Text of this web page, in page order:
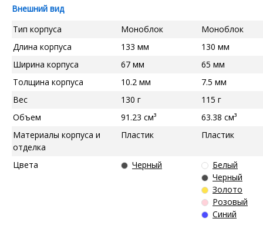
Внешний вид
Тип корпуса
Моноблок
Моноблок
Длина корпуса
133 мм
130 мм
Ширина корпуса
67 мм
65 мм
Толщина корпуса
10.2 мм
7.5 мм
Вес
130 г
115 г
Объем
91.23 см³
63.38 см³
Материалы корпуса и
отделка
Пластик Пластик
Цвета Черный
Белый
Черный
Золото
Розовый
Синий